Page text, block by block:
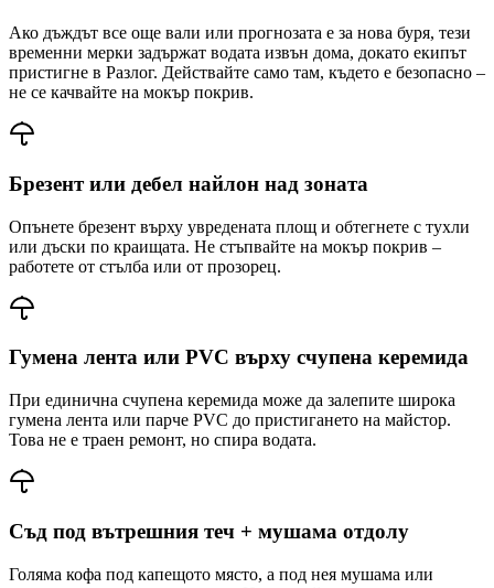
Ако дъждът все още вали или прогнозата е за нова буря, тези
временни мерки задържат водата извън дома, докато екипът
пристигне в Разлог. Действайте само там, където е безопасно –
не се качвайте на мокър покрив.
Брезент или дебел найлон над зоната
Опънете брезент върху увредената площ и обтегнете с тухли
или дъски по краищата. Не стъпвайте на мокър покрив –
работете от стълба или от прозорец.
Гумена лента или PVC върху счупена керемида
При единична счупена керемида може да залепите широка
гумена лента или парче PVC до пристигането на майстор.
Това не е траен ремонт, но спира водата.
Съд под вътрешния теч + мушама отдолу
Голяма кофа под капещото място, а под нея мушама или